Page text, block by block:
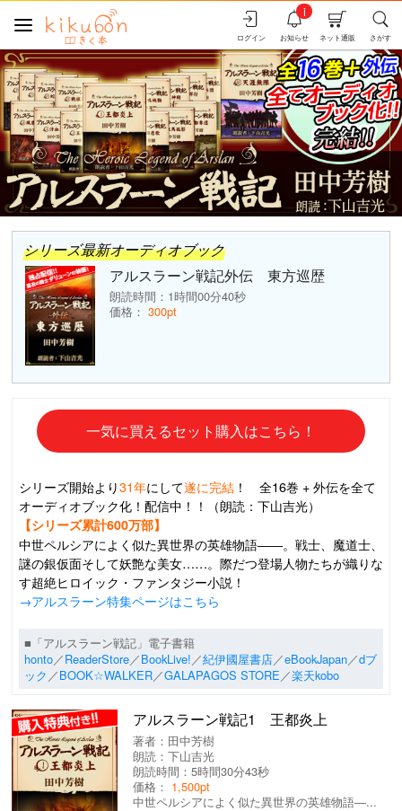
さがす
ネット通販
お知らせ
i
ログイン
シリーズ最新オーディオブック
アルスラーン戦記外伝 東方巡歴
朗読時間：1時間00分40秒
価格：300pt
一気に買えるセット購入はこちら！
シリーズ開始より31年にして遂に完結！ 全16巻 + 外伝を全て
オーディオブック化！配信中！！（朗読：下山吉光）
【シリーズ累計600万部】
中世ペルシアによく似た異世界の英雄物語――。戦士、魔道士、
謎の銀仮面そして妖艶な美女……。際だつ登場人物たちが織りな
す超絶ヒロイック・ファンタジー小説！
→アルスラーン特集ページはこちら
■「アルスラーン戦記」電子書籍
honto／ReaderStore／BookLive! ／紀伊國屋書店／eBookJapan／dブ
ック ／BOOK☆WALKER／GALAPAGOS STORE ／楽天kobo
アルスラーン戦記1 王都炎上
著者： 田中芳樹
朗読：下山吉光
朗読時間：5時間30分43秒
価格： 1,500pt
中世ペルシアによく似た異世界の英雄物語―...